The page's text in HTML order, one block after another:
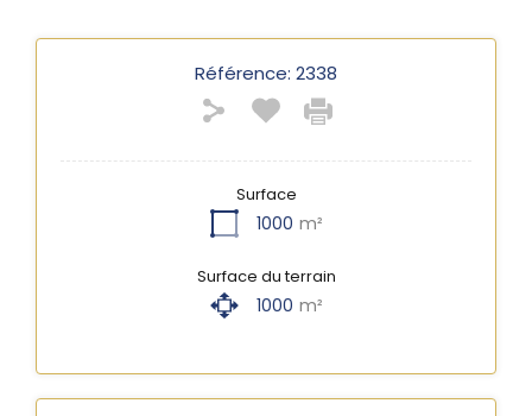
Référence: 2338
Surface
1000 m²
Surface du terrain
1000 m²